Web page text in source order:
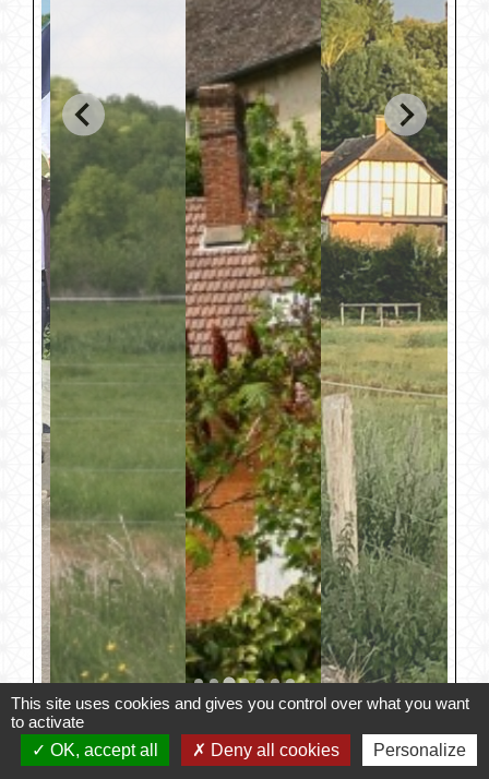
Contacts
This site uses cookies and gives you control over what you want
to activate
OK, accept all
Deny all cookies Personalize